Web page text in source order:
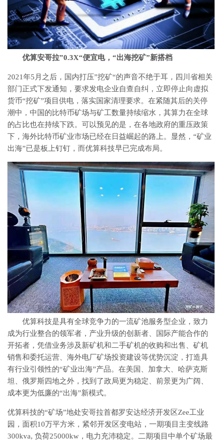
优算安哥拉”0.3X“便宜电，“出海挖矿”新搭档
2021年5月之后，国内打压”挖矿“的声音不绝于耳，四川省相关
部门正式下发通知，要求发电企业自查自纠，立即停止向虚拟
货币“挖矿”项目供电，落实国家清理要求。在紧随其后的关停
潮中，中国的比特币矿场与矿工数量持续缩水，其算力在全球
的占比也在持续下跌。可以预见的是，在各地政府的重压政策
下，海外比特币矿业市场已经在日益崛起的路上。显然，“矿业
出海”已是板上钉钉，而优算科技早已完成布局。
优算科技是具有全球竞争力的一流矿池服务型企业，致力
成为行业整合的领军者，产业升级的创新者、国际产能合作的
开拓者，凭借业务涉及新矿机和二手矿机的收购和出售、矿机
销售和委托运营、海外电厂矿场投资建设等优势沉淀，打造具
有行业引领性的“矿业出海”产品。在美国、加拿大、哈萨克斯
坦、俄罗斯四地之外，找到了政局更为稳定、前景更为广阔、
成本更为低廉的“出海”新模式。
优算科技的“矿场”地处安哥拉首都罗安达经济开发区Zee工业
园，面积10万平方米，紧邻开发区变电站，一期项目主变线路
300kva, 负荷25000kw，电力充沛稳定。二期项目中单个矿场最